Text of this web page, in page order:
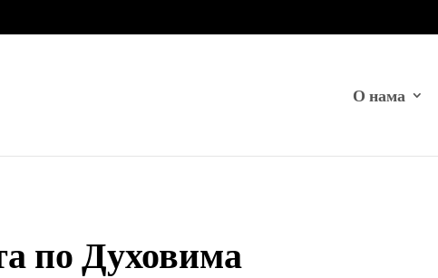
О нама
по Духовима